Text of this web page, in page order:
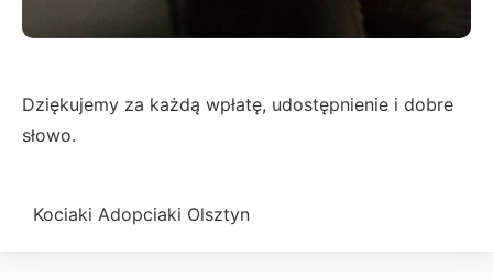
Dziękujemy za każdą wpłatę, udostępnienie i dobre
słowo.
Kociaki Adopciaki Olsztyn